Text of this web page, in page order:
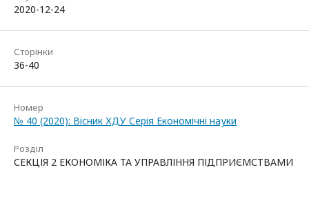
2020-12-24
Сторінки
36-40
Номер
№ 40 (2020): Вісник ХДУ Серія Економічні науки
Розділ
СЕКЦІЯ 2 ЕКОНОМІКА ТА УПРАВЛІННЯ ПІДПРИЄМСТВАМИ